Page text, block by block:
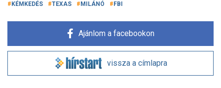
KÉMKEDÉS
TEXAS MILÁNÓ FBI
Ajánlom a facebookon
vissza a címlapra